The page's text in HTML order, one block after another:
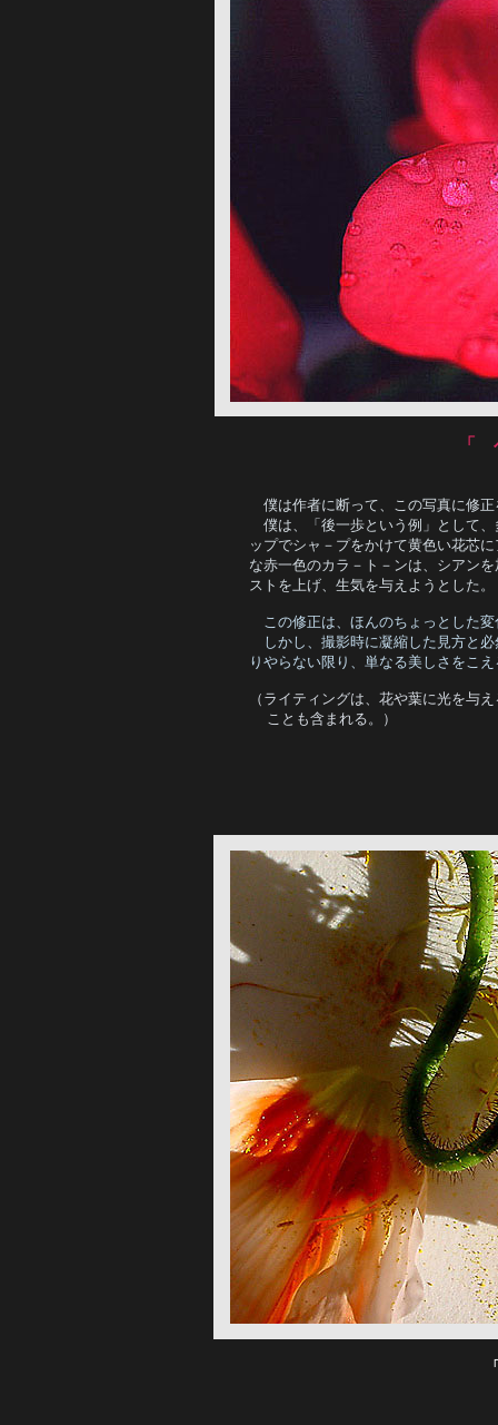
「
僕は作者に断って、この写真に修
僕は、「後一歩という例」として
ップでシャ－プをかけて黄色い花芯
な赤一色のカラ－ト－ンは、シアン
ストを上げ、生気を与えようとした
この修正は、ほんのちょっとし
しかし、撮影時に凝縮した見方と
りやらない限り、単なる美しさをこ
（ライティングは、花や葉に光を与
  ことも含まれる。）
「　